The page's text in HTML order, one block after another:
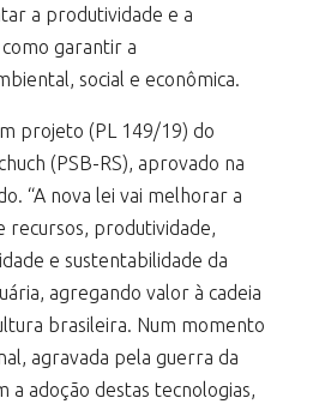
a produtividade e a
garantir a
social e econômica.
projeto (PL 149/19) do
(PSB-RS), aprovado na
“A nova lei vai melhorar a
recursos, produtividade,
e sustentabilidade da
agregando valor à cadeia
brasileira. Num momento
agravada pela guerra da
a adoção destas tecnologias,